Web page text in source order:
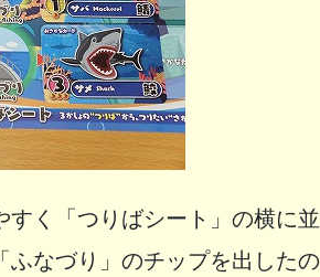
く「つりばシート」の横に並
なづり」のチップを出したの